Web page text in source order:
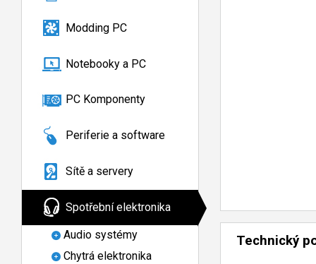
Modding PC
Notebooky a PC
PC Komponenty
Periferie a software
Sítě a servery
Spotřební elektronika
Audio systémy
Chytrá elektronika
Technický